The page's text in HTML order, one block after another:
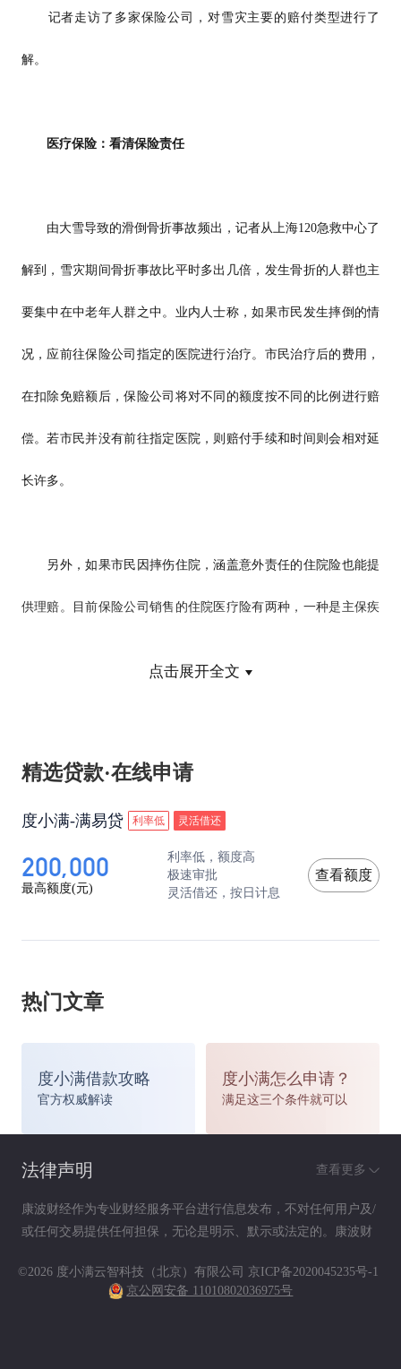
记者走访了多家保险公司，对雪灾主要的赔付类型进行了
解。
医疗保险：看清保险责任
由大雪导致的滑倒骨折事故频出，记者从上海120急救中心了
解到，雪灾期间骨折事故比平时多出几倍，发生骨折的人群也主
要集中在中老年人群之中。业内人士称，如果市民发生摔倒的情
况，应前往保险公司指定的医院进行治疗。市民治疗后的费用，
在扣除免赔额后，保险公司将对不同的额度按不同的比例进行赔
偿。若市民并没有前往指定医院，则赔付手续和时间则会相对延
长许多。
另外，如果市民因摔伤住院，涵盖意外责任的住院险也能提
供理赔。目前保险公司销售的住院医疗险有两种，一种是主保疾
仔细看保单，购买的保单并不涵盖意外医疗责任，结果现在骨折
住院，买了保险却没有赔付。
旅程延误：需索取书面更改证明
消”情况，也在保险公司承保范围内。市民在挑选旅游保险产品时
在发生“旅程延误”以及“旅程取消”的情况时，旅客必须要向
相关部门(例如机场、或者航空公司)索取关于航班更改的书面证
点击展开全文
精选贷款·在线申请
度小满-满易贷 利率低 灵活借还
200,000
最高额度(元)
利率低，额度高
极速审批
灵活借还，按日计息
查看额度
热门文章
度小满借款攻略
官方权威解读
度小满怎么申请？
满足这三个条件就可以
法律声明 查看更多
康波财经作为专业财经服务平台进行信息发布，不对任何用户及/
或任何交易提供任何担保，无论是明示、默示或法定的。康波财
链接）仅供参考（如：历史或预期收益不代表实际收益），不作
为任何法律文件，亦不构成任何邀约、投资建议或承诺，用户应
©2026 度小满云智科技（北京）有限公司 京ICP备2020045235号-1
京公网安备 11010802036975号